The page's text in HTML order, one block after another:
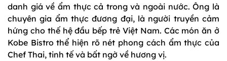
danh giá về ẩm thực cả trong và ngoài nước. Ông là
chuyên gia ẩm thực đương đại, là người truyền cảm
hứng cho thế hệ đầu bếp trẻ Việt Nam. Các món ăn ở
Kobe Bistro thể hiện rõ nét phong cách ẩm thực của
Chef Thai, tinh tế và bất ngờ về hương vị.